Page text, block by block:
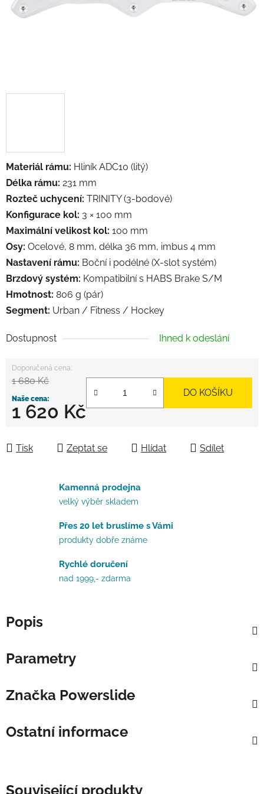
Materiál rámu: Hliník ADC10 (litý)
Délka rámu: 231 mm
Rozteč uchycení: TRINITY (3-bodové)
Konfigurace kol: 3 × 100 mm
Maximální velikost kol: 100 mm
Osy: Ocelové, 8 mm, délka 36 mm, imbus 4 mm
Nastavení rámu: Boční i podélné (X-slot systém)
Brzdový systém: Kompatibilní s HABS Brake S/M
Hmotnost: 806 g (pár)
Segment: Urban / Fitness / Hockey
Dostupnost Ihned k odeslání
1 680 Kč
1 620 Kč
DO KOŠÍKU
Tisk Zeptat se Hlídat Sdílet
Kamenná prodejna
velký výběr skladem
Přes 20 let bruslíme s Vámi
produkty dobře známe
Rychlé doručení
nad 1999,- zdarma
Popis
Parametry
Značka Powerslide
Ostatní informace
Související produkty